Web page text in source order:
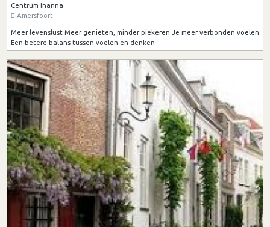
Centrum Inanna
Amersfoort
Meer levenslust Meer genieten, minder piekeren Je meer verbonden voelen
Een betere balans tussen voelen en denken